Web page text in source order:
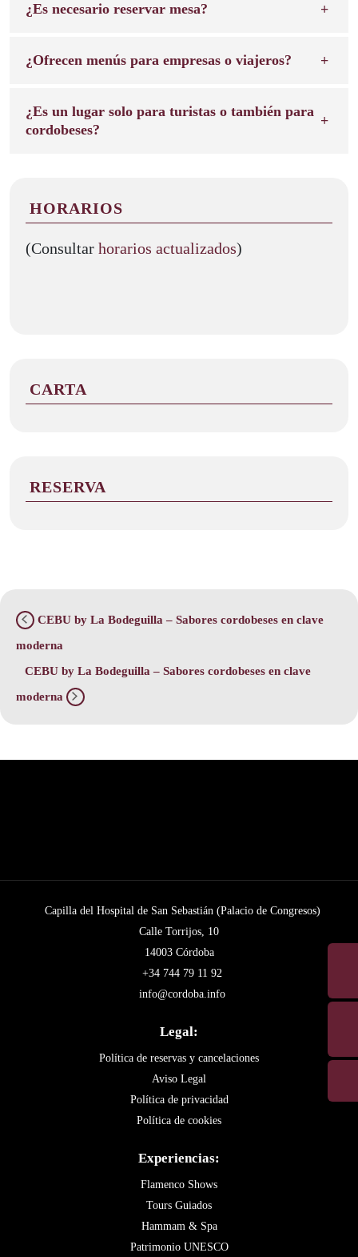
¿Es necesario reservar mesa?
¿Ofrecen menús para empresas o viajeros?
¿Es un lugar solo para turistas o también para
cordobeses?
HORARIOS
(Consultar horarios actualizados)
CARTA
RESERVA
CEBU by La Bodeguilla – Sabores cordobeses en clave
moderna
CEBU by La Bodeguilla – Sabores cordobeses en clave
moderna
Capilla del Hospital de San Sebastián (Palacio de Congresos)
Calle Torrijos, 10
14003 Córdoba
+34 744 79 11 92
info@cordoba.info
Legal:
Política de reservas y cancelaciones
Aviso Legal
Política de privacidad
Política de cookies
Experiencias:
Flamenco Shows
Tours Guiados
Hammam & Spa
Patrimonio UNESCO